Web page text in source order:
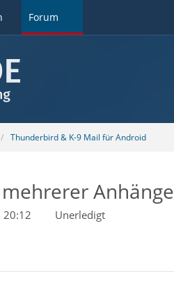
Forum
Thunderbird & K-9 Mail für Android
Anhänge
20:12 Unerledigt